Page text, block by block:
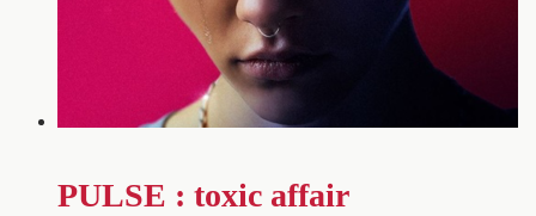
PULSE : toxic affair